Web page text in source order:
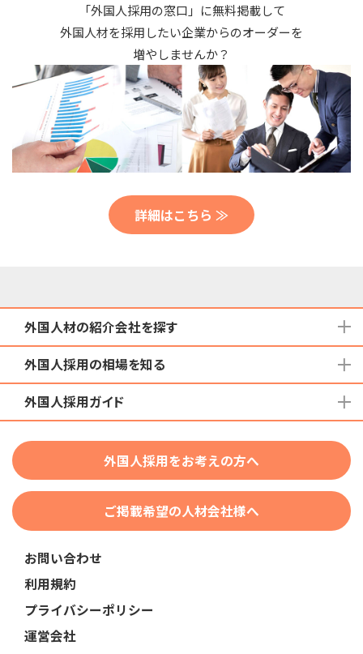
「外国人採用の窓口」に無料掲載して
外国人材を採用したい企業からのオーダーを
増やしませんか？
詳細はこちら ≫
外国人材の紹介会社を探す
地域から検索する
国籍から検索する
在留資格から検索する
団体種別から探す
業界・職種から検索する
外国人採用の相場を知る
育成就労外国人の受け入れ相場
技人国・高度人材の受け入れ相場
外国人採用ガイド
特定技能
技術・人文知識・国際業務
助成金
教育・研修
人事・労務
外国人採用をお考えの方へ
ご掲載希望の人材会社様へ
お問い合わせ
利用規約
プライバシーポリシー
運営会社